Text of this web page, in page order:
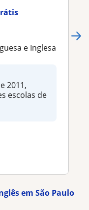
e Inglesa
2011,
escolas de
em São Paulo